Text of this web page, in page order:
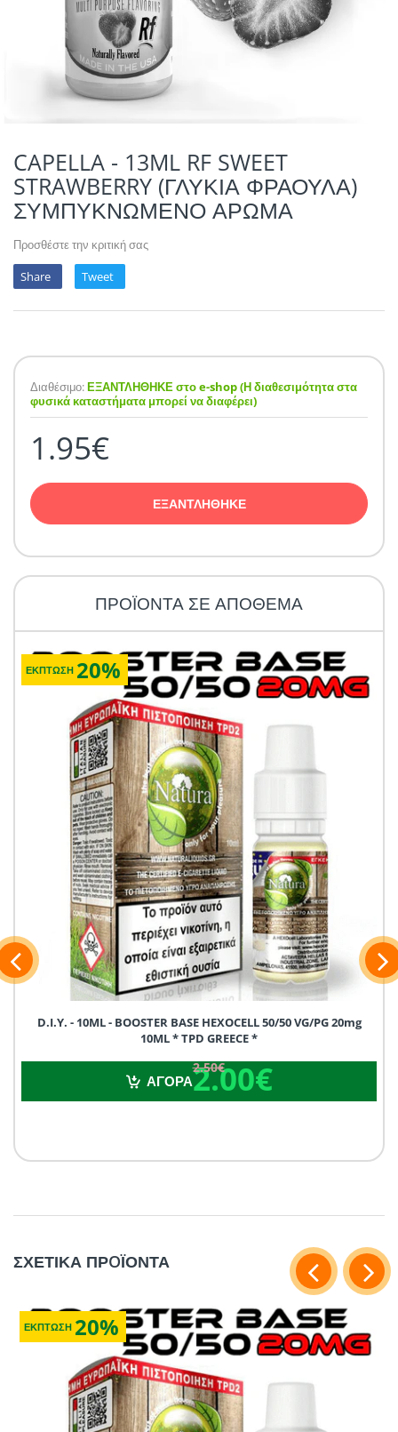
VIKINGS VAP &
POTION
YUM!
CAPELLA - 13ML RF SWEET
STRAWBERRY (ΓΛΥΚΙΑ ΦΡΑΟΥΛΑ)
ΣΥΜΠΥΚΝΩΜΕΝΟ ΑΡΩΜΑ
Προσθέστε την κριτική σας
Share
Tweet
Διαθέσιμο:ΕΞΑΝΤΛΗΘΗΚΕ στο e-shop (Η διαθεσιμότητα στα
φυσικά καταστήματα μπορεί να διαφέρει)
1.95€
ΕΞΑΝΤΛΗΘΗΚΕ
ΠΡΟΪΟΝΤΑ ΣΕ ΑΠΟΘΕΜΑ
ΕΚΠΤΩΣΗ 20%
D.I.Y. - 10ML - BOOSTER BASE HEXOCELL 50/50 VG/PG 20mg
10ML * TPD GREECE *
2.00€
2.50€
ΑΓΟΡΑ2.00€
2.50€
ΣΧΕΤΙΚΑ ΠΡOΪΟΝΤΑ
ΕΚΠΤΩΣΗ 20%